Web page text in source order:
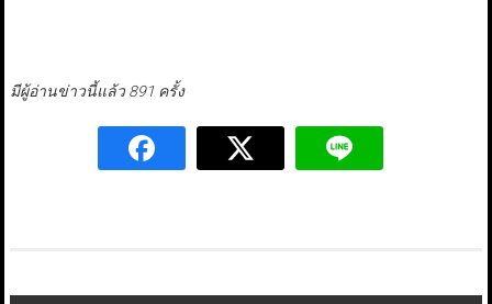
มีผู้อ่านข่าวนี้แล้ว 891 ครั้ง